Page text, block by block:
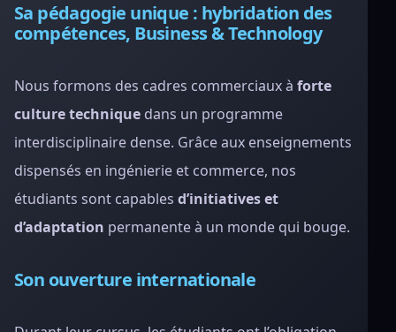
Sa pédagogie unique : hybridation des
compétences, Business & Technology
Nous formons des cadres commerciaux à forte
culture technique dans un programme
interdisciplinaire dense. Grâce aux enseignements
dispensés en ingénierie et commerce, nos
étudiants sont capables d’initiatives et
d’adaptation permanente à un monde qui bouge.
Son ouverture internationale